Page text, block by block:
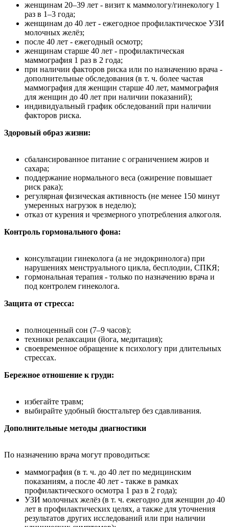
женщинам 20–39 лет - визит к маммологу/гинекологу 1
раз в 1–3 года;
женщинам до 40 лет - ежегодное профилактическое УЗИ
молочных желёз;
после 40 лет - ежегодный осмотр;
женщинам старше 40 лет - профилактическая
маммография 1 раз в 2 года;
при наличии факторов риска или по назначению врача -
дополнительные обследования (в т. ч. более частая
маммография для женщин старше 40 лет, маммография
для женщин до 40 лет при наличии показаний);
индивидуальный график обследований при наличии
факторов риска.
Здоровый образ жизни:
сбалансированное питание с ограничением жиров и
сахара;
поддержание нормального веса (ожирение повышает
риск рака);
регулярная физическая активность (не менее 150 минут
умеренных нагрузок в неделю);
отказ от курения и чрезмерного употребления алкоголя.
Контроль гормонального фона:
консультации гинеколога (а не эндокринолога) при
нарушениях менструального цикла, бесплодии, СПКЯ;
гормональная терапия - только по назначению врача и
под контролем гинеколога.
Защита от стресса:
полноценный сон (7–9 часов);
техники релаксации (йога, медитация);
своевременное обращение к психологу при длительных
стрессах.
Бережное отношение к груди:
избегайте травм;
выбирайте удобный бюстгальтер без сдавливания.
Дополнительные методы диагностики
По назначению врача могут проводиться:
маммография (в т. ч. до 40 лет по медицинским
показаниям, а после 40 лет - также в рамках
профилактического осмотра 1 раз в 2 года);
УЗИ молочных желёз (в т. ч. ежегодно для женщин до 40
лет в профилактических целях, а также для уточнения
результатов других исследований или при наличии